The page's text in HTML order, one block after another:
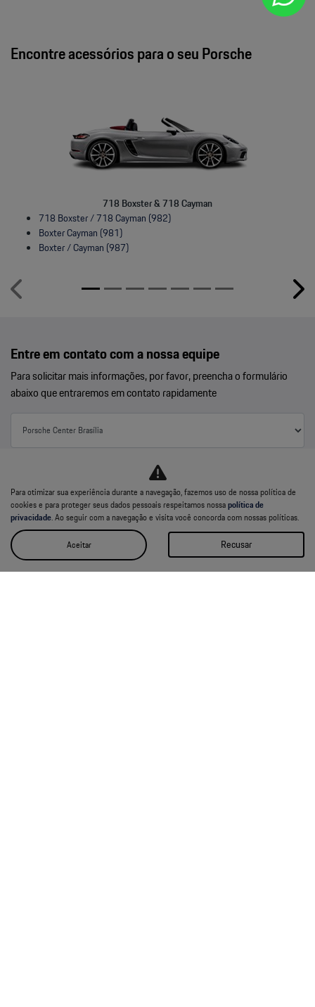
Encontre acessórios para o seu Porsche
718 Boxster & 718 Cayman
718 Boxster / 718 Cayman (982)
Boxter Cayman (981)
Boxter / Cayman (987)
templates.template-01.components.carousel.texts.control_prev
Entre em contato com a nossa equipe
Para solicitar mais informações, por favor, preencha o formulário
abaixo que entraremos em contato rapidamente
Para otimizar sua experiência durante a navegação, fazemos uso de nossa política de
cookies e para proteger seus dados pessoais respeitamos nossapolítica de
privacidade. Ao seguir com a navegação e visita você concorda com nossas políticas.
Aceitar Recusar